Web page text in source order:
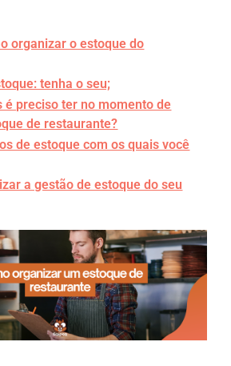
organizar o estoque do
tenha o seu;
é preciso ter no momento de
de restaurante?
de estoque com os quais você
a gestão de estoque do seu